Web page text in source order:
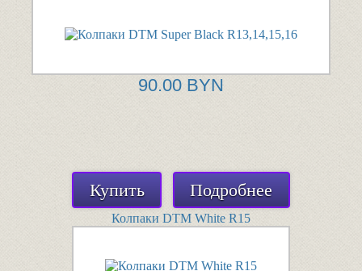
90.00 BYN
Купить Подробнее
Колпаки DTM White R15